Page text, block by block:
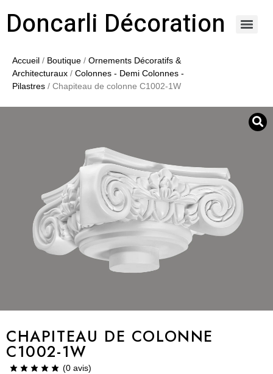
Doncarli Décoration
Accueil / Boutique / Ornements Décoratifs &
Architecturaux / Colonnes - Demi Colonnes -
Pilastres / Chapiteau de colonne C1002-1W
CHAPITEAU DE COLONNE
C1002-1W
(0 avis)